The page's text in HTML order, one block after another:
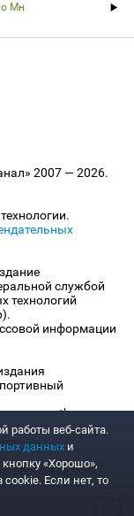
Мн
2007 — 2026.
службой
технологий
информации
издания
работы веб-сайта.
данных и
«Хорошо»,
Если нет, то